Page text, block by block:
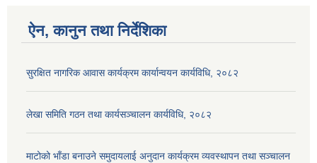
ऐन, कानुन तथा निर्देशिका
सुरक्षित नागरिक आवास कार्यक्रम कार्यान्वयन कार्यविधि, २०८२
लेखा समिति गठन तथा कार्यसञ्चालन कार्यविधि, २०८२
माटोको भाँडा बनाउने समुदायलाई अनुदान कार्यक्रम व्यवस्थापन तथा सञ्चालन